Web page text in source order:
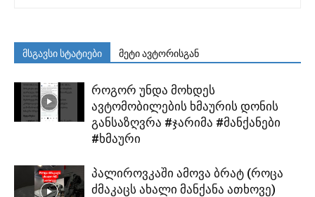
მსგავსი სტატიები მეტი ავტორისგან
როგორ უნდა მოხდეს
ავტომობილების ხმაურის დონის
განსაზღვრა #ჯარიმა #მანქანები
#ხმაური
პალიროვკაში ამოვა ბრატ (როცა
ძმაკაცს ახალი მანქანა ათხოვე)